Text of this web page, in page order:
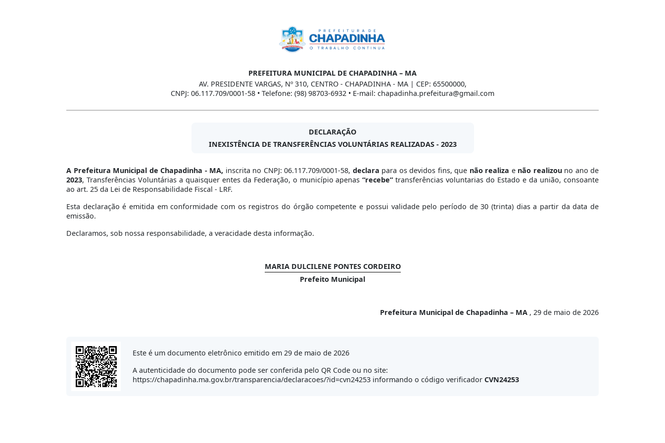
PREFEITURA MUNICIPAL DE CHAPADINHA – MA
AV. PRESIDENTE VARGAS, Nº 310, CENTRO - CHAPADINHA - MA | CEP: 65500000,
CNPJ: 06.117.709/0001-58 • Telefone: (98) 98703-6932 • E-mail: chapadinha.prefeitura@gmail.com
DECLARAÇÃO
INEXISTÊNCIA DE TRANSFERÊNCIAS VOLUNTÁRIAS REALIZADAS - 2023
A Prefeitura Municipal de Chapadinha - MA, inscrita no CNPJ: 06.117.709/0001-58, declara para os devidos fins, que não realiza e não realizouno ano de
2023, Transferências Voluntárias a quaisquer entes da Federação, o município apenas“recebe” transferências voluntarias do Estado e da união, consoante
ao art. 25 da Lei de Responsabilidade Fiscal - LRF.
Esta declaração é emitida em conformidade com os registros do órgão competente e possui validade pelo período de 30 (trinta) dias a partir da data de
emissão.
Declaramos, sob nossa responsabilidade, a veracidade desta informação.
MARIA DULCILENE PONTES CORDEIRO
Prefeito Municipal
Prefeitura Municipal de Chapadinha – MA , 29 de maio de 2026
Este é um documento eletrônico emitido em 29 de maio de 2026
A autenticidade do documento pode ser conferida pelo QR Code ou no site:
https://chapadinha.ma.gov.br/transparencia/declaracoes/?id=cvn24253 informando o código verificador CVN24253